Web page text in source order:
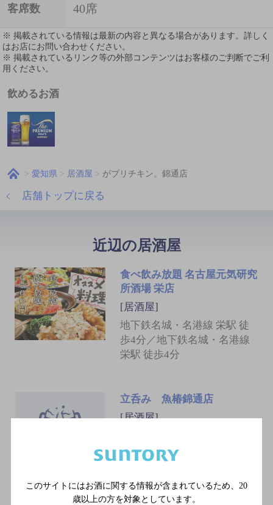
客席数 40席
※ 掲載されている情報は最新の内容と異なる場合があります。詳しく
はお店にお問い合わせください。
※ 掲載されているリンク等の外部コンテンツはお客様のご判断でご利
用ください。
飲めるお酒
愛知県 居酒屋 がブリチキン。錦通店
店舗トップに戻る
近辺の居酒屋
食べ飲み放題 名古屋元気研究
所酒場 栄店
[居酒屋]
地下鉄名城・名港線 栄駅 徒
歩4分／地下鉄名城・名港線
栄駅 徒歩4分
立呑み 魚椿錦通店
[居酒屋]
駅／名古屋市営地下鉄名城
線 栄駅／名鉄瀬戸線 栄町
駅／名古屋市営地下鉄東山
線 伏見駅／名古屋市営地下
このサイトにはお酒に関する情報が含まれているため、 20
歳以上の方を対象としています。